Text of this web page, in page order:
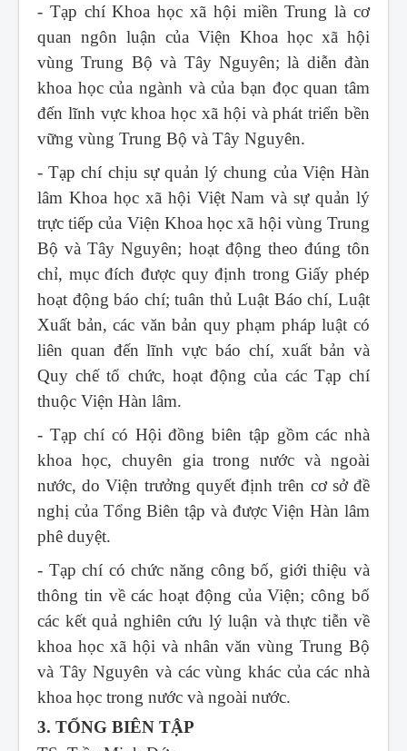
- Tạp chí Khoa học xã hội miền Trung là cơ
quan ngôn luận của Viện Khoa học xã hội
vùng Trung Bộ và Tây Nguyên; là diễn đàn
khoa học của ngành và của bạn đọc quan tâm
đến lĩnh vực khoa học xã hội và phát triển bền
vững vùng Trung Bộ và Tây Nguyên.
- Tạp chí chịu sự quản lý chung của Viện Hàn
lâm Khoa học xã hội Việt Nam và sự quản lý
trực tiếp của Viện Khoa học xã hội vùng Trung
Bộ và Tây Nguyên; hoạt động theo đúng tôn
chỉ, mục đích được quy định trong Giấy phép
hoạt động báo chí; tuân thủ Luật Báo chí, Luật
Xuất bản, các văn bản quy phạm pháp luật có
liên quan đến lĩnh vực báo chí, xuất bản và
Quy chế tổ chức, hoạt động của các Tạp chí
thuộc Viện Hàn lâm.
- Tạp chí có Hội đồng biên tập gồm các nhà
khoa học, chuyên gia trong nước và ngoài
nước, do Viện trưởng quyết định trên cơ sở đề
nghị của Tổng Biên tập và được Viện Hàn lâm
phê duyệt.
- Tạp chí có chức năng công bố, giới thiệu và
thông tin về các hoạt động của Viện; công bố
các kết quả nghiên cứu lý luận và thực tiễn về
khoa học xã hội và nhân văn vùng Trung Bộ
và Tây Nguyên và các vùng khác của các nhà
khoa học trong nước và ngoài nước.
3. TỔNG BIÊN TẬP